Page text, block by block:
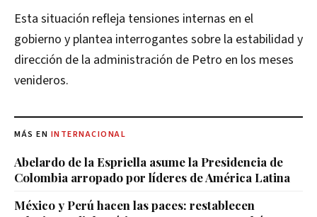
Esta situación refleja tensiones internas en el
gobierno y plantea interrogantes sobre la estabilidad y
dirección de la administración de Petro en los meses
venideros.
MÁS EN INTERNACIONAL
Abelardo de la Espriella asume la Presidencia de
Colombia arropado por líderes de América Latina
México y Perú hacen las paces: restablecen